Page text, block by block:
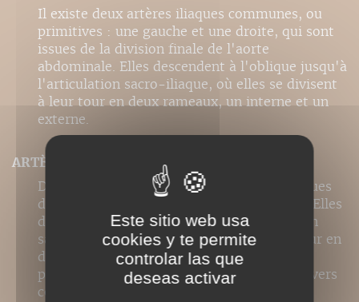
Il existe deux artères iliaques communes, ou
primitives : une gauche et une droite, qui sont
issues de la division finale de l'aorte
abdominale. Elles descendent à l'oblique jusqu'à
l'articulation sacro-iliaque, où elles se divisent
à leur tour en deux rameaux, un interne et un
externe.
ARTÈRE ILIAQUE COMMUNE (OU PRIMITIVE)
Deux artères, une gauche et une droite, issues
de la division finale de l'aorte abdominale. Elles
descendent à l'oblique jusqu'à l'articulation
sacro-iliaque, où elles se divisent à leur tour en
deux rameaux, interne et externe. Sur leur
parcours, elles émettent des ramifications vers
certains muscles pelviens.
Este sitio web usa
cookies y te permite
controlar las que
deseas activar